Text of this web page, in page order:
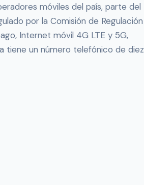
móviles del país, parte del
por la Comisión de Regulación
Internet móvil 4G LTE y 5G,
tiene un número telefónico de diez